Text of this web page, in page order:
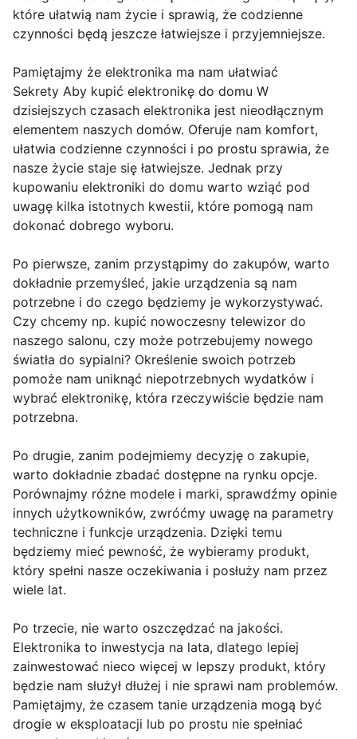
które ułatwią nam życie i sprawią, że codzienne
czynności będą jeszcze łatwiejsze i przyjemniejsze.
Pamiętajmy że elektronika ma nam ułatwiać
Sekrety Aby kupić elektronikę do domu W
dzisiejszych czasach elektronika jest nieodłącznym
elementem naszych domów. Oferuje nam komfort,
ułatwia codzienne czynności i po prostu sprawia, że
nasze życie staje się łatwiejsze. Jednak przy
kupowaniu elektroniki do domu warto wziąć pod
uwagę kilka istotnych kwestii, które pomogą nam
dokonać dobrego wyboru.
Po pierwsze, zanim przystąpimy do zakupów, warto
dokładnie przemyśleć, jakie urządzenia są nam
potrzebne i do czego będziemy je wykorzystywać.
Czy chcemy np. kupić nowoczesny telewizor do
naszego salonu, czy może potrzebujemy nowego
światła do sypialni? Określenie swoich potrzeb
pomoże nam uniknąć niepotrzebnych wydatków i
wybrać elektronikę, która rzeczywiście będzie nam
potrzebna.
Po drugie, zanim podejmiemy decyzję o zakupie,
warto dokładnie zbadać dostępne na rynku opcje.
Porównajmy różne modele i marki, sprawdźmy opinie
innych użytkowników, zwróćmy uwagę na parametry
techniczne i funkcje urządzenia. Dzięki temu
będziemy mieć pewność, że wybieramy produkt,
który spełni nasze oczekiwania i posłuży nam przez
wiele lat.
Po trzecie, nie warto oszczędzać na jakości.
Elektronika to inwestycja na lata, dlatego lepiej
zainwestować nieco więcej w lepszy produkt, który
będzie nam służył dłużej i nie sprawi nam problemów.
Pamiętajmy, że czasem tanie urządzenia mogą być
drogie w eksploatacji lub po prostu nie spełniać